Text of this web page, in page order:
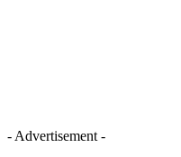
- Advertisement -